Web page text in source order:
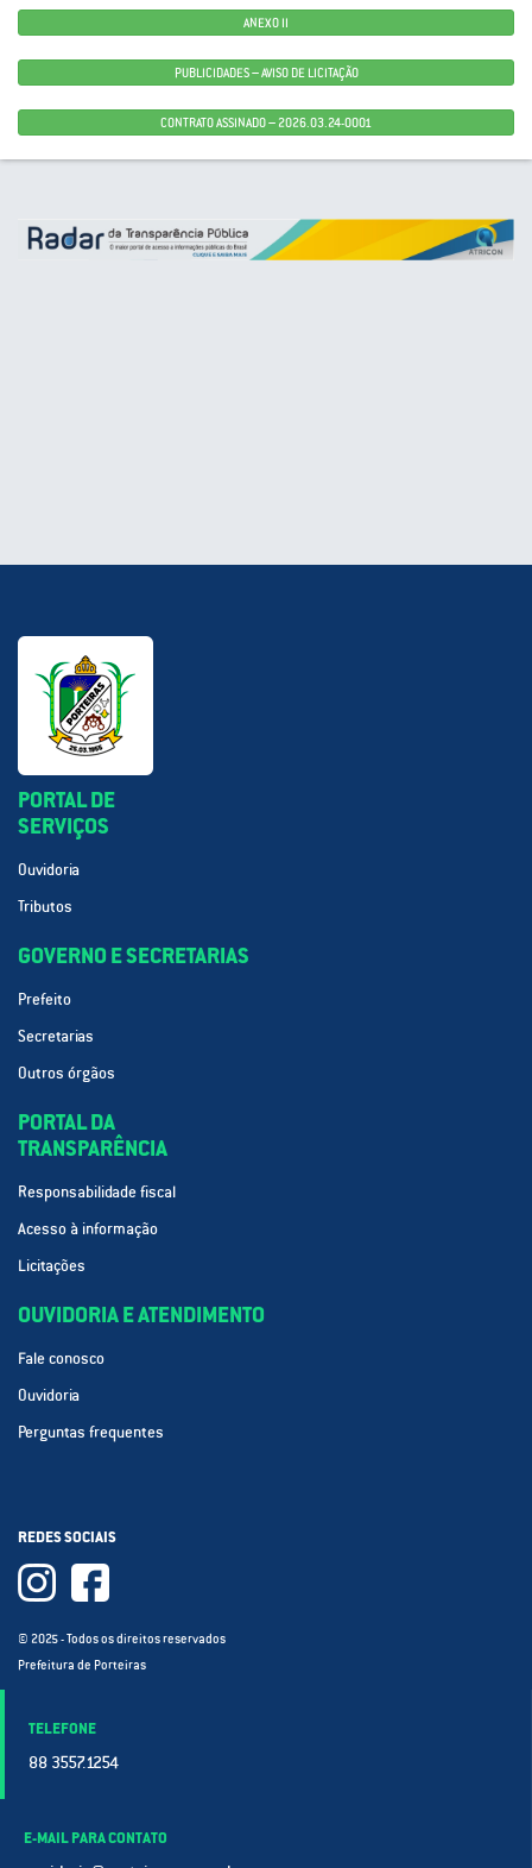
ANEXO II
PUBLICIDADES – AVISO DE LICITAÇÃO
CONTRATO ASSINADO – 2026.03.24-0001
PORTAL DE
SERVIÇOS
Ouvidoria
Tributos
GOVERNO E SECRETARIAS
Prefeito
Secretarias
Outros órgãos
PORTAL DA
TRANSPARÊNCIA
Responsabilidade fiscal
Acesso à informação
Licitações
OUVIDORIA E ATENDIMENTO
Fale conosco
Ouvidoria
Perguntas frequentes
REDES SOCIAIS
© 2025 - Todos os direitos reservados
Prefeitura de Porteiras
TELEFONE
88 3557.1254
E-MAIL PARA CONTATO